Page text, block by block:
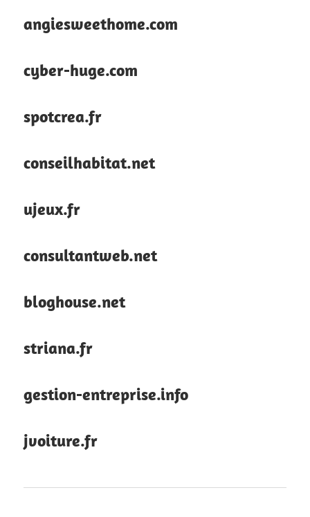
angiesweethome.com
cyber-huge.com
spotcrea.fr
conseilhabitat.net
ujeux.fr
consultantweb.net
bloghouse.net
striana.fr
gestion-entreprise.info
jvoiture.fr